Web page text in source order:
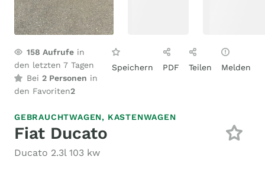
158 Aufrufe in
den letzten 7 Tagen
Bei 2 Personen in
den Favoriten2
Speichern PDF Teilen Melden
GEBRAUCHTWAGEN, KASTENWAGEN
Fiat Ducato
Ducato 2.3l 103 kw